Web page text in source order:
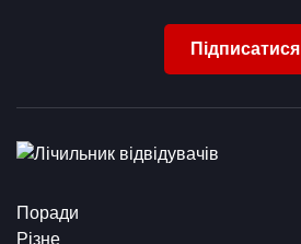
Підписатися
Поради
Різне